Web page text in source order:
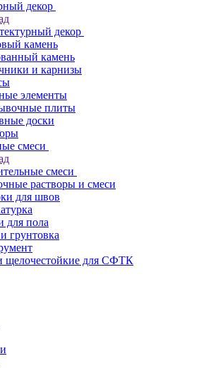
декор
декор
камень
камень
и карнизы
элементы
плиты
доски
смеси
смеси
растворы и смеси
для швов
для пола
грунтовка
щелочестойкие для СФТК